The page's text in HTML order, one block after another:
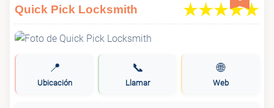
Quick Pick Locksmith
📍
Ubicación
📞
Llamar
🌐
Web